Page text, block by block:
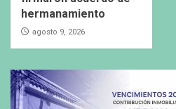
hermanamiento
agosto 9, 2026